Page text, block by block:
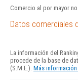
Comercio al por mayor
Datos comerciales
La información del
procede de la base de
(S.M.E.). Más